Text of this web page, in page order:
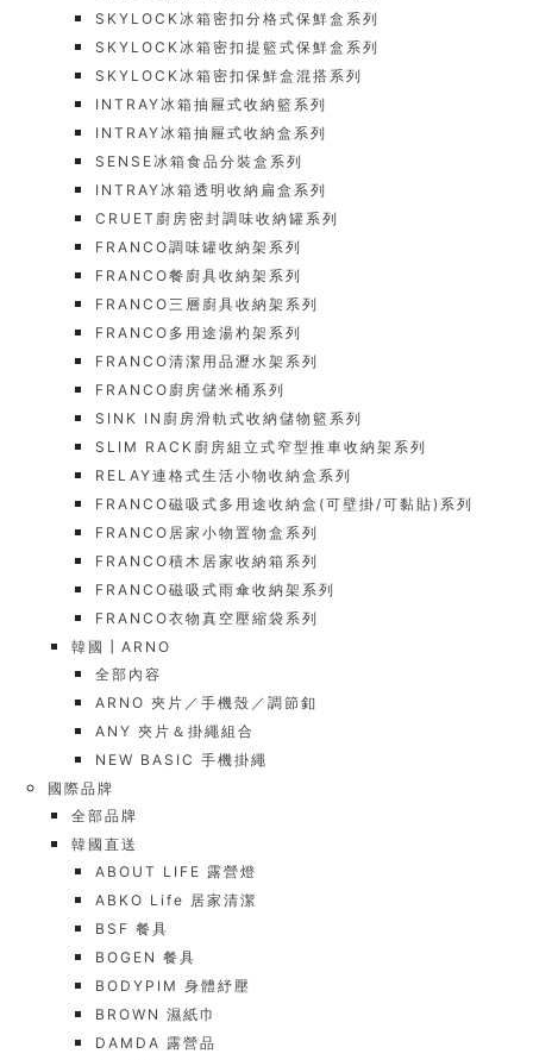
SKYLOCK冰箱密扣分格式保鮮盒系列
SKYLOCK冰箱密扣提籃式保鮮盒系列
SKYLOCK冰箱密扣保鮮盒混搭系列
INTRAY冰箱抽屜式收納籃系列
INTRAY冰箱抽屜式收納盒系列
SENSE冰箱食品分裝盒系列
INTRAY冰箱透明收納扁盒系列
CRUET廚房密封調味收納罐系列
FRANCO調味罐收納架系列
FRANCO餐廚具收納架系列
FRANCO三層廚具收納架系列
FRANCO多用途湯杓架系列
FRANCO清潔用品瀝水架系列
FRANCO廚房儲米桶系列
SINK IN廚房滑軌式收納儲物籃系列
SLIM RACK廚房組立式窄型推車收納架系列
RELAY連格式生活小物收納盒系列
FRANCO磁吸式多用途收納盒(可壁掛/可黏貼)系列
FRANCO居家小物置物盒系列
FRANCO積木居家收納箱系列
FRANCO磁吸式雨傘收納架系列
FRANCO衣物真空壓縮袋系列
韓國┃ARNO
全部內容
ARNO 夾片／手機殼／調節釦
ANY 夾片＆掛繩組合
NEW BASIC 手機掛繩
國際品牌
全部品牌
韓國直送
ABOUT LIFE 露營燈
ABKO Life 居家清潔
BSF 餐具
BOGEN 餐具
BODYPIM 身體紓壓
BROWN 濕紙巾
DAMDA 露營品